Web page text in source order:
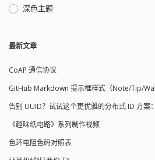
深色主题
最新文章
CoAP 通信协议
GitHub Markdown 提示框样式（Note/Tip/
告别 UUID？试试这个更优雅的分布式 ID 方案
《趣味纸电路》系列制作视频
色环电阻色码对照表